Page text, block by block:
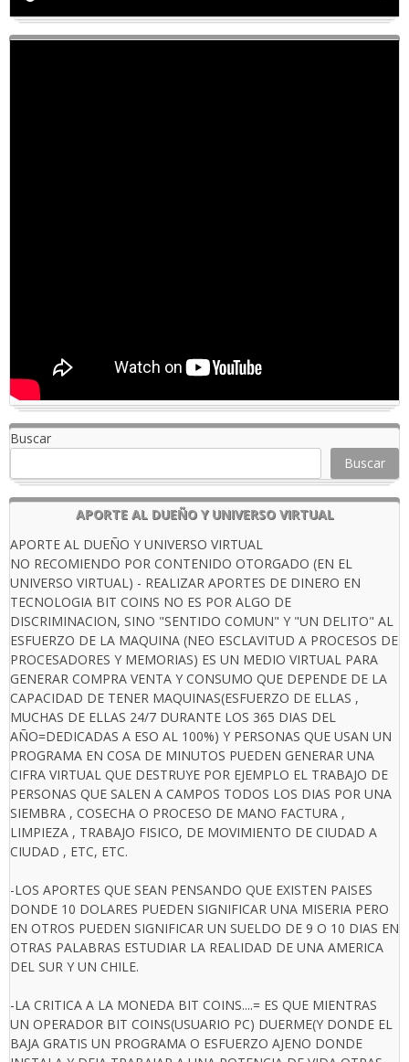
Buscar
Buscar
APORTE AL DUEÑO Y UNIVERSO VIRTUAL
APORTE AL DUEÑO Y UNIVERSO VIRTUAL
NO RECOMIENDO POR CONTENIDO OTORGADO (EN EL
UNIVERSO VIRTUAL) - REALIZAR APORTES DE DINERO EN
TECNOLOGIA BIT COINS NO ES POR ALGO DE
DISCRIMINACION, SINO "SENTIDO COMUN" Y "UN DELITO" AL
ESFUERZO DE LA MAQUINA (NEO ESCLAVITUD A PROCESOS DE
PROCESADORES Y MEMORIAS) ES UN MEDIO VIRTUAL PARA
GENERAR COMPRA VENTA Y CONSUMO QUE DEPENDE DE LA
CAPACIDAD DE TENER MAQUINAS(ESFUERZO DE ELLAS ,
MUCHAS DE ELLAS 24/7 DURANTE LOS 365 DIAS DEL
AÑO=DEDICADAS A ESO AL 100%) Y PERSONAS QUE USAN UN
PROGRAMA EN COSA DE MINUTOS PUEDEN GENERAR UNA
CIFRA VIRTUAL QUE DESTRUYE POR EJEMPLO EL TRABAJO DE
PERSONAS QUE SALEN A CAMPOS TODOS LOS DIAS POR UNA
SIEMBRA , COSECHA O PROCESO DE MANO FACTURA ,
LIMPIEZA , TRABAJO FISICO, DE MOVIMIENTO DE CIUDAD A
CIUDAD , ETC, ETC.
-LOS APORTES QUE SEAN PENSANDO QUE EXISTEN PAISES
DONDE 10 DOLARES PUEDEN SIGNIFICAR UNA MISERIA PERO
EN OTROS PUEDEN SIGNIFICAR UN SUELDO DE 9 O 10 DIAS EN
OTRAS PALABRAS ESTUDIAR LA REALIDAD DE UNA AMERICA
DEL SUR Y UN CHILE.
-LA CRITICA A LA MONEDA BIT COINS....= ES QUE MIENTRAS
UN OPERADOR BIT COINS(USUARIO PC) DUERME(Y DONDE EL
BAJA GRATIS UN PROGRAMA O ESFUERZO AJENO DONDE